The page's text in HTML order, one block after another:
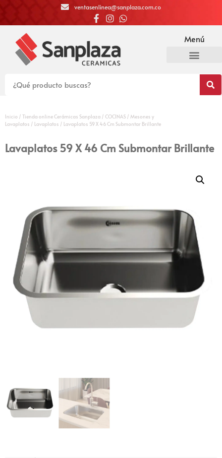
ventasenlinea@sanplaza.com.co
Menú
Inicio / Tienda online Cerámicas Sanplaza / COCINAS / Mesones y
Lavaplatos / Lavaplatos / Lavaplatos 59 X 46 Cm Submontar Brillante
Lavaplatos 59 X 46 Cm Submontar Brillante